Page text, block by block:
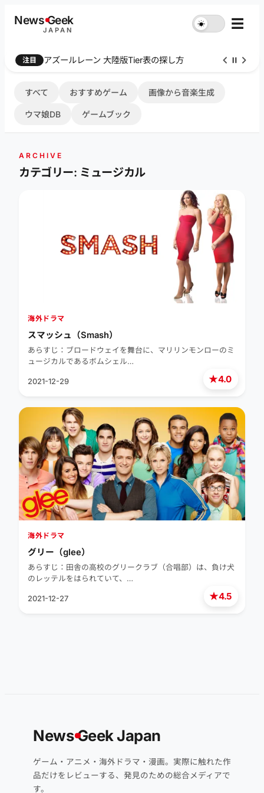
NewsGeek
JAPAN
☀︎ ☰
注目 アズールレーン 大陸版Tier表の探し方
すべて おすすめゲーム 画像から音楽生成
ウマ娘DB ゲームブック
ARCHIVE
カテゴリー: ミュージカル
★4.0
海外ドラマ
スマッシュ（Smash）
あらすじ：ブロードウェイを舞台に、マリリンモンローのミ
ュージカルであるボムシェル…
2021-12-29
★4.5
海外ドラマ
グリー（glee）
あらすじ：田舎の高校のグリークラブ（合唱部）は、負け犬
のレッテルをはられていて、…
2021-12-27
NewsGeek Japan
ゲーム・アニメ・海外ドラマ・漫画。実際に触れた作
品だけをレビューする、発見のための総合メディアで
す。